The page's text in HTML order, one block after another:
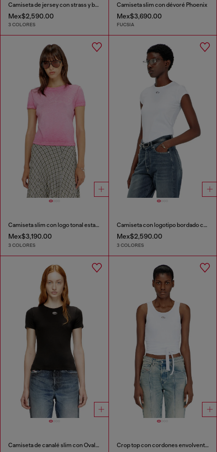
Camiseta de jersey con strass y burnout effect
Mex$2,590.00
3 COLORES
Camiseta slim con dévoré Phoenix
Mex$3,690.00
FUCSIA
Camiseta slim con logo tonal estampado
Mex$3,190.00
3 COLORES
Camiseta con logotipo bordado con abertura
Mex$2,590.00
3 COLORES
Camiseta de canalé slim con Óvalo D metálico Crop top con cordones envolventes